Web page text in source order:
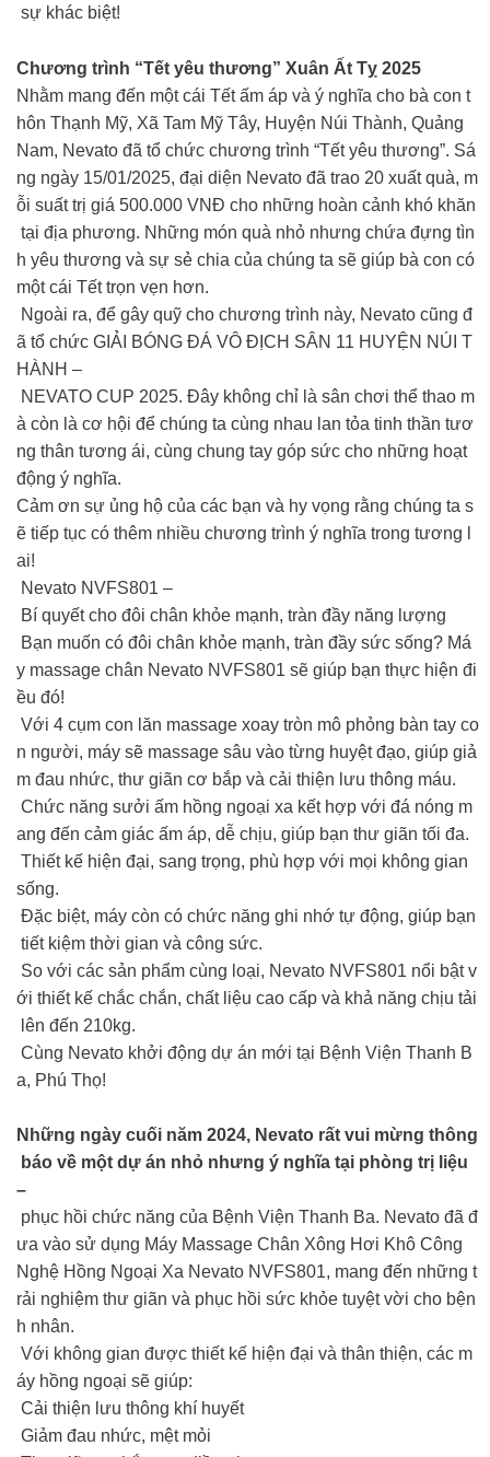
sự khác biệt!
Chương trình “Tết yêu thương” Xuân Ất Tỵ 2025
Nhằm mang đến một cái Tết ấm áp và ý nghĩa cho bà con t
hôn Thạnh Mỹ, Xã Tam Mỹ Tây, Huyện Núi Thành, Quảng
Nam, Nevato đã tổ chức chương trình “Tết yêu thương”. Sá
ng ngày 15/01/2025, đại diện Nevato đã trao 20 xuất quà, m
ỗi suất trị giá 500.000 VNĐ cho những hoàn cảnh khó khăn
tại địa phương. Những món quà nhỏ nhưng chứa đựng tìn
h yêu thương và sự sẻ chia của chúng ta sẽ giúp bà con có
một cái Tết trọn vẹn hơn.
Ngoài ra, để gây quỹ cho chương trình này, Nevato cũng đ
ã tổ chức GIẢI BÓNG ĐÁ VÔ ĐỊCH SÂN 11 HUYỆN NÚI T
HÀNH –
NEVATO CUP 2025. Đây không chỉ là sân chơi thể thao m
à còn là cơ hội để chúng ta cùng nhau lan tỏa tinh thần tươ
ng thân tương ái, cùng chung tay góp sức cho những hoạt
động ý nghĩa.
Cảm ơn sự ủng hộ của các bạn và hy vọng rằng chúng ta s
ẽ tiếp tục có thêm nhiều chương trình ý nghĩa trong tương l
ai!
Nevato NVFS801 –
Bí quyết cho đôi chân khỏe mạnh, tràn đầy năng lượng
Bạn muốn có đôi chân khỏe mạnh, tràn đầy sức sống? Má
y massage chân Nevato NVFS801 sẽ giúp bạn thực hiện đi
ều đó!
Với 4 cụm con lăn massage xoay tròn mô phỏng bàn tay co
n người, máy sẽ massage sâu vào từng huyệt đạo, giúp giả
m đau nhức, thư giãn cơ bắp và cải thiện lưu thông máu.
Chức năng sưởi ấm hồng ngoại xa kết hợp với đá nóng m
ang đến cảm giác ấm áp, dễ chịu, giúp bạn thư giãn tối đa.
Thiết kế hiện đại, sang trọng, phù hợp với mọi không gian
sống.
Đặc biệt, máy còn có chức năng ghi nhớ tự động, giúp bạn
tiết kiệm thời gian và công sức.
So với các sản phẩm cùng loại, Nevato NVFS801 nổi bật v
ới thiết kế chắc chắn, chất liệu cao cấp và khả năng chịu tải
lên đến 210kg.
Cùng Nevato khởi động dự án mới tại Bệnh Viện Thanh B
a, Phú Thọ!
Những ngày cuối năm 2024, Nevato rất vui mừng thông
báo về một dự án nhỏ nhưng ý nghĩa tại phòng trị liệu
–
phục hồi chức năng của Bệnh Viện Thanh Ba. Nevato đã đ
ưa vào sử dụng Máy Massage Chân Xông Hơi Khô Công
Nghệ Hồng Ngoại Xa Nevato NVFS801, mang đến những t
rải nghiệm thư giãn và phục hồi sức khỏe tuyệt vời cho bện
h nhân.
Với không gian được thiết kế hiện đại và thân thiện, các m
áy hồng ngoại sẽ giúp:
Cải thiện lưu thông khí huyết
Giảm đau nhức, mệt mỏi